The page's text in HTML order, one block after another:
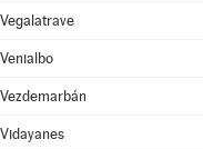
Vegalatrave
Venialbo
Vezdemarbán
Vidayanes